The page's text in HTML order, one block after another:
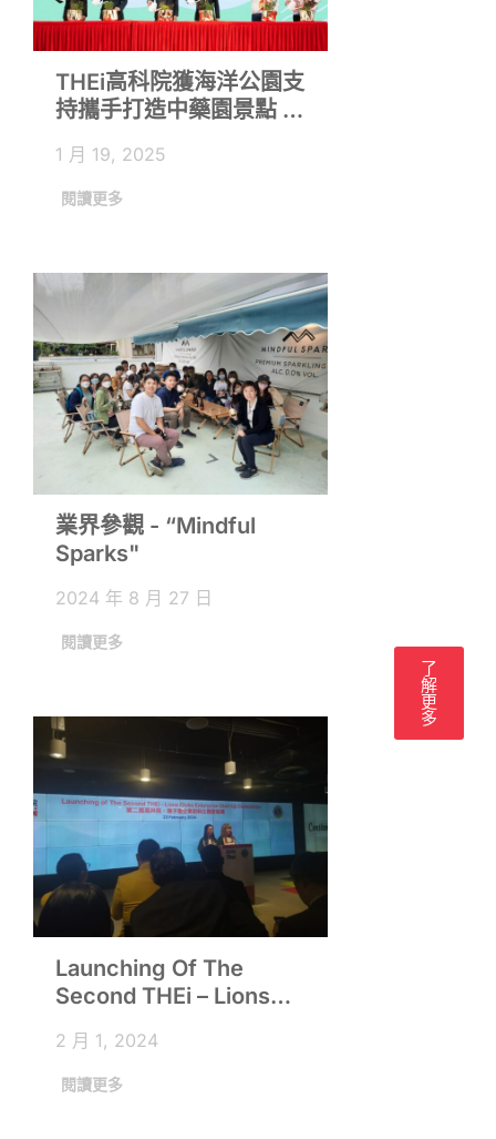
THEi高科院獲海洋公園支
持攜手打造中藥園景點 弘
知識
1 月 19, 2025
閱讀更多
業界參觀 - “Mindful
Sparks"
2024 年 8 月 27 日
閱讀更多
Launching Of The
Second THEi – Lions
Up Competition
2 月 1, 2024
閱讀更多
了
解
更
多